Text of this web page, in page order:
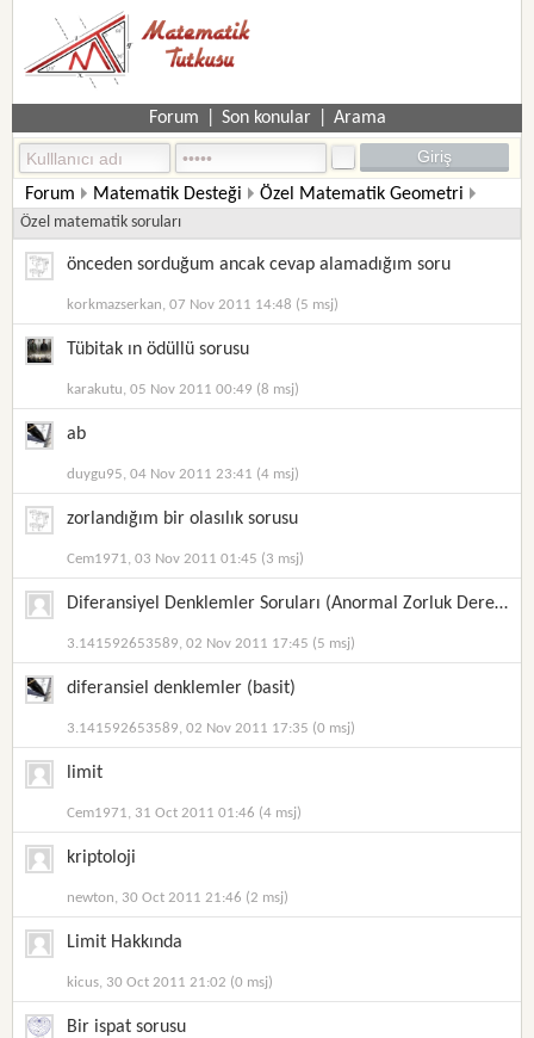
Forum Son konular Arama
Forum Matematik Desteği Özel Matematik Geometri
Özel matematik soruları
önceden sorduğum ancak cevap alamadığım soru
korkmazserkan, 07 Nov 2011 14:48 (5 msj)
Tübitak ın ödüllü sorusu
karakutu, 05 Nov 2011 00:49 (8 msj)
ab
duygu95, 04 Nov 2011 23:41 (4 msj)
zorlandığım bir olasılık sorusu
Cem1971, 03 Nov 2011 01:45 (3 msj)
Diferansiyel Denklemler Soruları (Anormal Zorluk Derecesinde)
3.141592653589, 02 Nov 2011 17:45 (5 msj)
diferansiel denklemler (basit)
3.141592653589, 02 Nov 2011 17:35 (0 msj)
limit
Cem1971, 31 Oct 2011 01:46 (4 msj)
kriptoloji
newton, 30 Oct 2011 21:46 (2 msj)
Limit Hakkında
kicus, 30 Oct 2011 21:02 (0 msj)
Bir ispat sorusu